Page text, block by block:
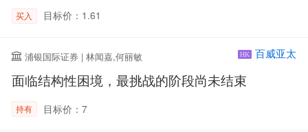
买入 目标价：1.61
浦银国际证券 | 林闻嘉,何丽敏 HK 百威亚太
面临结构性困境，最挑战的阶段尚未结束
持有 目标价：7